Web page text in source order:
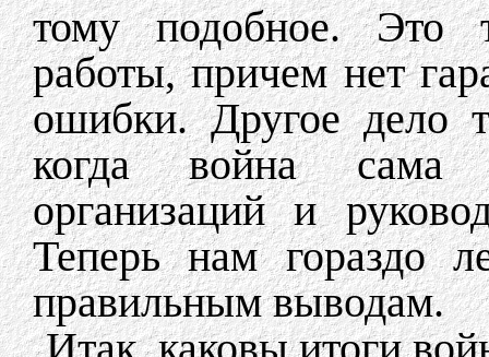
тому подобное. Это
работы, причем нет
ошибки. Другое дело
когда война сама
организаций и
Теперь нам гораздо
правильным выводам.